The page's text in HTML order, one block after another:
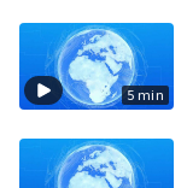
5 min